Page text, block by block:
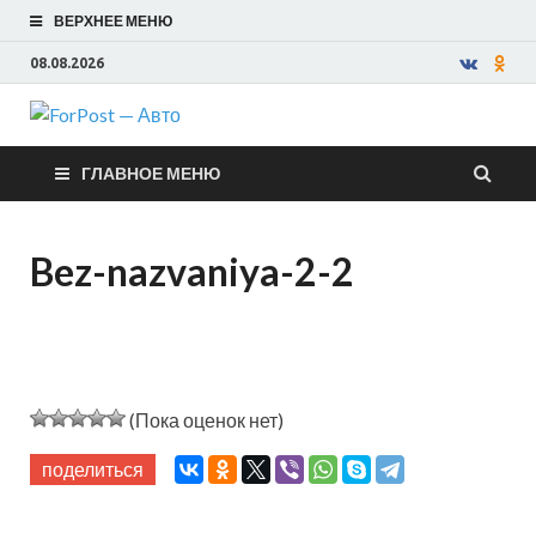
ВЕРХНЕЕ МЕНЮ
08.08.2026
ForPost —
Авто
ГЛАВНОЕ МЕНЮ
Bez-nazvaniya-2-2
(Пока оценок нет)
поделиться